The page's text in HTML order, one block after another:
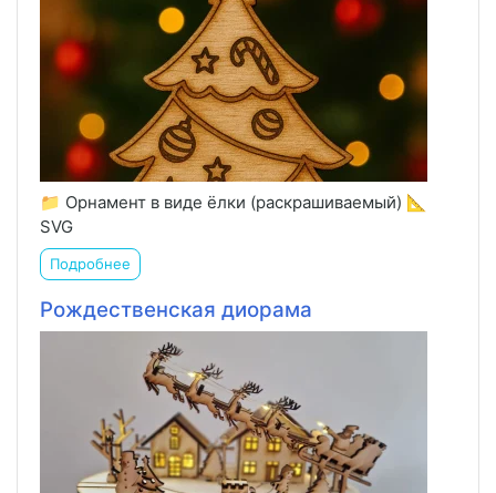
📁 Орнамент в виде ёлки (раскрашиваемый) 📐
SVG
Подробнее
Рождественская диорама